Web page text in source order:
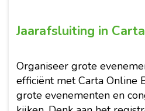
Jaarafsluiting in Carta
Organiseer grote
efficiënt met Carta Online
grote evenementen en